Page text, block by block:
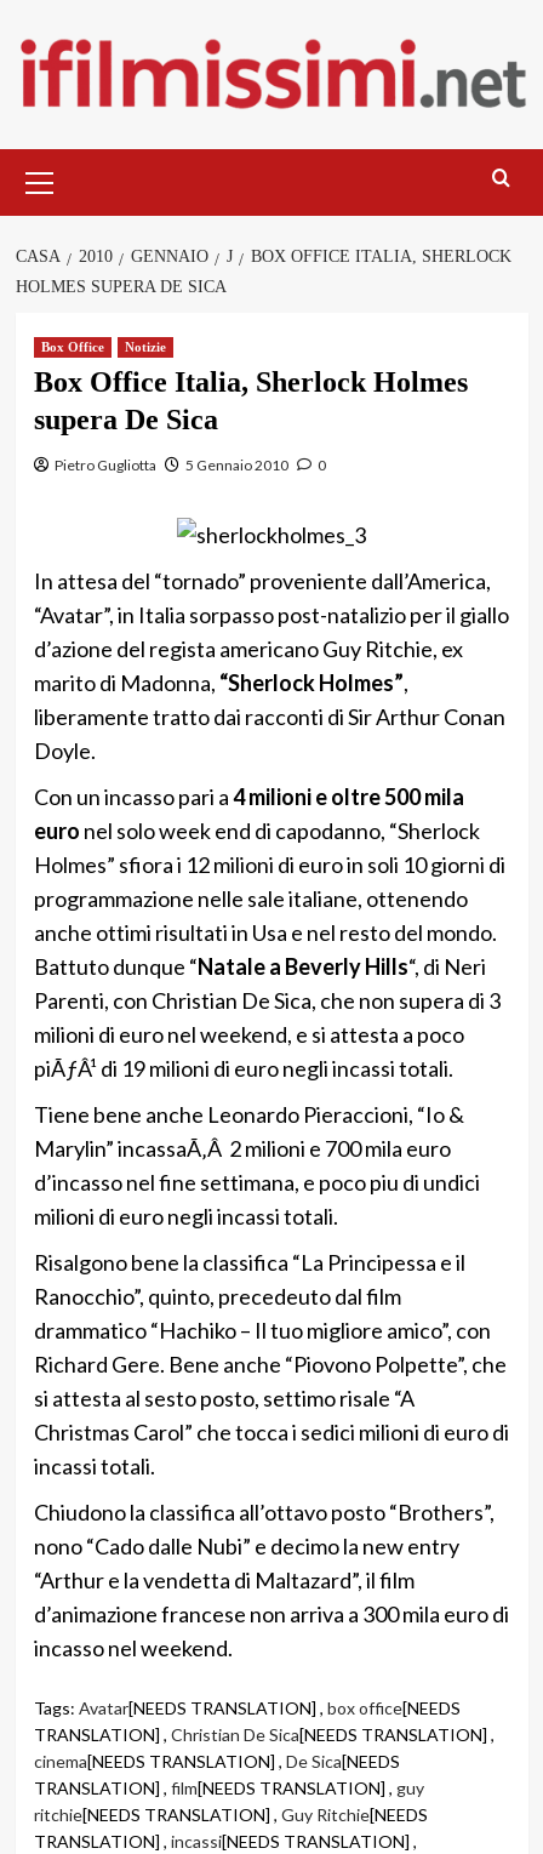
contenuto
principale
CASA 2010 GENNAIO J
BOX OFFICE ITALIA, SHERLOCK
HOLMES SUPERA DE SICA
Box Office Notizie
Box Office Italia, Sherlock Holmes
supera De Sica
Pietro Gugliotta 5 Gennaio 2010 0
In attesa del “tornado” proveniente dall’America,
“Avatar”, in Italia sorpasso post-natalizio per il giallo
d’azione del regista americano Guy Ritchie, ex
marito di Madonna, “Sherlock Holmes”,
liberamente tratto dai racconti di Sir Arthur Conan
Doyle.
Con un incasso pari a4 milioni e oltre 500 mila
euro nel solo week end di capodanno, “Sherlock
Holmes” sfiora i 12 milioni di euro in soli 10 giorni di
programmazione nelle sale italiane, ottenendo
anche ottimi risultati in Usa e nel resto del mondo.
Battuto dunque “Natale a Beverly Hills“, di Neri
Parenti, con Christian De Sica, che non supera di 3
milioni di euro nel weekend, e si attesta a poco
piÃƒÂ¹ di 19 milioni di euro negli incassi totali.
Tiene bene anche Leonardo Pieraccioni, “Io &
Marylin” incassaÃ‚Â 2 milioni e 700 mila euro
d’incasso nel fine settimana, e poco piu di undici
milioni di euro negli incassi totali.
Risalgono bene la classifica “La Principessa e il
Ranocchio”, quinto, precedeuto dal film
drammatico “Hachiko – Il tuo migliore amico”, con
Richard Gere. Bene anche “Piovono Polpette”, che
si attesta al sesto posto, settimo risale “A
Christmas Carol” che tocca i sedici milioni di euro di
incassi totali.
Chiudono la classifica all’ottavo posto “Brothers”,
nono “Cado dalle Nubi” e decimo la new entry
“Arthur e la vendetta di Maltazard”, il film
d’animazione francese non arriva a 300 mila euro di
incasso nel weekend.
Tags: Avatar[NEEDS TRANSLATION] , box office[NEEDS
TRANSLATION] , Christian De Sica[NEEDS TRANSLATION] ,
cinema[NEEDS TRANSLATION] , De Sica[NEEDS
TRANSLATION] , film[NEEDS TRANSLATION] , guy
ritchie[NEEDS TRANSLATION] , Guy Ritchie[NEEDS
TRANSLATION] , incassi[NEEDS TRANSLATION] ,